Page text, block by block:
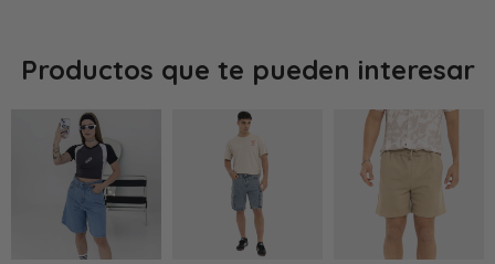
Productos que te pueden interesar